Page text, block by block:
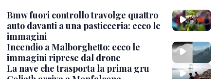
Bmw fuori controllo travolge quattro
auto davanti a una pasticceria: ecco le
immagini
Incendio a Malborghetto: ecco le
immagini riprese dal drone
La nave che trasporta la prima gru